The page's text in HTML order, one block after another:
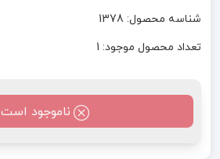
شناسه محصول: 1378
تعداد محصول موجود: 1
ناموجود است